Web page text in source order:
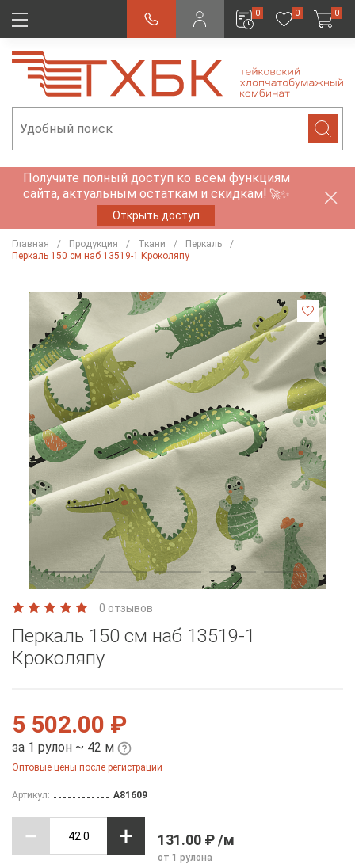
0 0 0
Получите полный доступ ко всем функциям
сайта, актуальным остаткам и скидкам! 🚀✨
Открыть доступ
Главная Продукция Ткани
Перкаль
Перкаль 150 см наб 13519-1 Кроколяпу
0 отзывов
Перкаль 150 см наб 13519-1
Кроколяпу
5 502.00 ₽
за 1 рулон ~ 42 м
Оптовые цены после регистрации
Артикул: A81609
131.00 ₽ /м
от 1 рулона